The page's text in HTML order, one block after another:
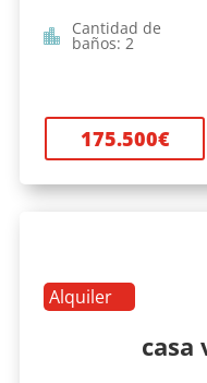
Cantidad de
baños: 2
175.500€
Alquiler
casa